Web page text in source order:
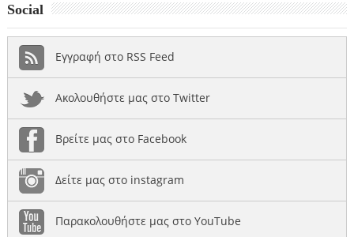
Social
Εγγραφή στο RSS Feed
Ακολουθήστε μας στο Twitter
Βρείτε μας στο Facebook
Δείτε μας στο instagram
Παρακολουθήστε μας στο YouTube